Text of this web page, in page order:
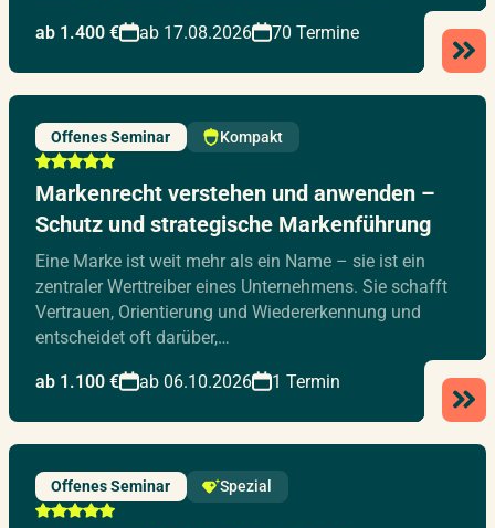
ab 1.400 € ab 17.08.2026 70 Termine
Offenes Seminar Kompakt
Markenrecht verstehen und anwenden –
Schutz und strategische Markenführung
Eine Marke ist weit mehr als ein Name – sie ist ein
zentraler Werttreiber eines Unternehmens. Sie schafft
Vertrauen, Orientierung und Wiedererkennung und
entscheidet oft darüber,…
ab 1.100 € ab 06.10.2026 1 Termin
Offenes Seminar Spezial